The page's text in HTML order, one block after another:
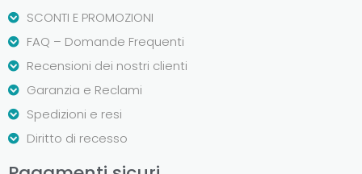
SCONTI E PROMOZIONI
FAQ – Domande Frequenti
Recensioni dei nostri clienti
Garanzia e Reclami
Spedizioni e resi
Diritto di recesso